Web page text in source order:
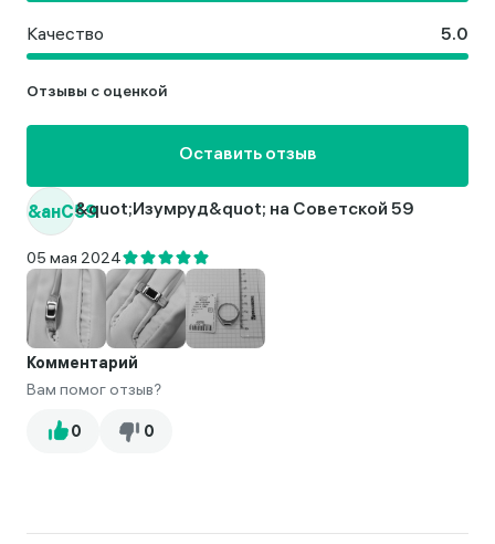
&aнС59&quot;Изумруд&quot; на Советской 59
05 мая 2024
Комментарий
Вам помог отзыв?
Качество
Отзывы с оценкой
Оставить отзыв